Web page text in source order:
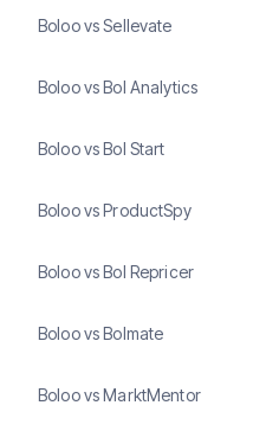
Boloo vs Sellevate
Boloo vs Bol Analytics
Boloo vs Bol Start
Boloo vs ProductSpy
Boloo vs Bol Repricer
Boloo vs Bolmate
Boloo vs MarktMentor